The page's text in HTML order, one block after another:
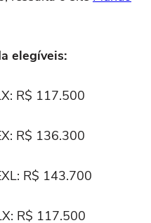
elegíveis:
R$ 117.500
R$ 136.300
R$ 143.700
R$ 117.500